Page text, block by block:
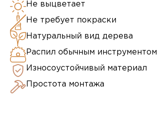
Не выцветает
Не требует покраски
Натуральный вид дерева
Распил обычным инструментом
Износоустойчивый материал
Простота монтажа